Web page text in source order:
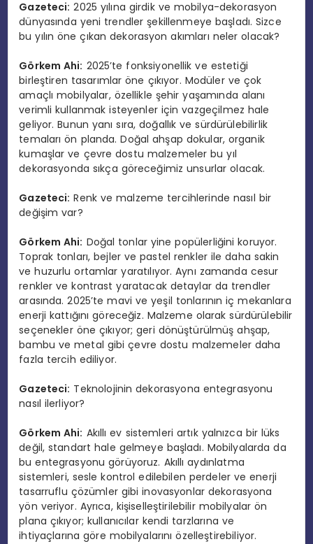
Gazeteci: 2025 yılına girdik ve mobilya-dekorasyon
dünyasında yeni trendler şekillenmeye başladı. Sizce
bu yılın öne çıkan dekorasyon akımları neler olacak?
Görkem Ahi: 2025’te fonksiyonellik ve estetiği
birleştiren tasarımlar öne çıkıyor. Modüler ve çok
amaçlı mobilyalar, özellikle şehir yaşamında alanı
verimli kullanmak isteyenler için vazgeçilmez hale
geliyor. Bunun yanı sıra, doğallık ve sürdürülebilirlik
temaları ön planda. Doğal ahşap dokular, organik
kumaşlar ve çevre dostu malzemeler bu yıl
dekorasyonda sıkça göreceğimiz unsurlar olacak.
Gazeteci: Renk ve malzeme tercihlerinde nasıl bir
değişim var?
Görkem Ahi: Doğal tonlar yine popülerliğini koruyor.
Toprak tonları, bejler ve pastel renkler ile daha sakin
ve huzurlu ortamlar yaratılıyor. Aynı zamanda cesur
renkler ve kontrast yaratacak detaylar da trendler
arasında. 2025’te mavi ve yeşil tonlarının iç mekanlara
enerji kattığını göreceğiz. Malzeme olarak sürdürülebilir
seçenekler öne çıkıyor; geri dönüştürülmüş ahşap,
bambu ve metal gibi çevre dostu malzemeler daha
fazla tercih ediliyor.
Gazeteci: Teknolojinin dekorasyona entegrasyonu
nasıl ilerliyor?
Görkem Ahi: Akıllı ev sistemleri artık yalnızca bir lüks
değil, standart hale gelmeye başladı. Mobilyalarda da
bu entegrasyonu görüyoruz. Akıllı aydınlatma
sistemleri, sesle kontrol edilebilen perdeler ve enerji
tasarruflu çözümler gibi inovasyonlar dekorasyona
yön veriyor. Ayrıca, kişiselleştirilebilir mobilyalar ön
plana çıkıyor; kullanıcılar kendi tarzlarına ve
ihtiyaçlarına göre mobilyalarını özelleştirebiliyor.